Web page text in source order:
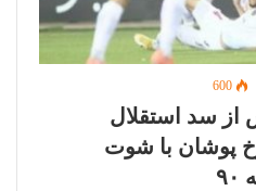
600
سد استقلال
پوشان با شوت